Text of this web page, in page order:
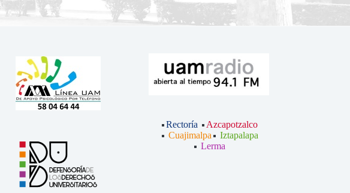
Rectoría
Azcapotzalco
Cuajimalpa
Iztapalapa
Lerma